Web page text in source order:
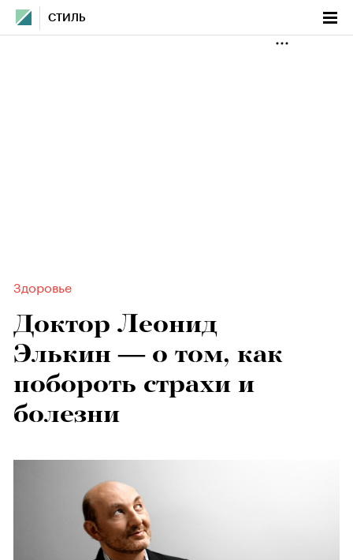
СТИЛЬ
Здоровье
Доктор Леонид
Элькин — о том, как
побороть страхи и
болезни